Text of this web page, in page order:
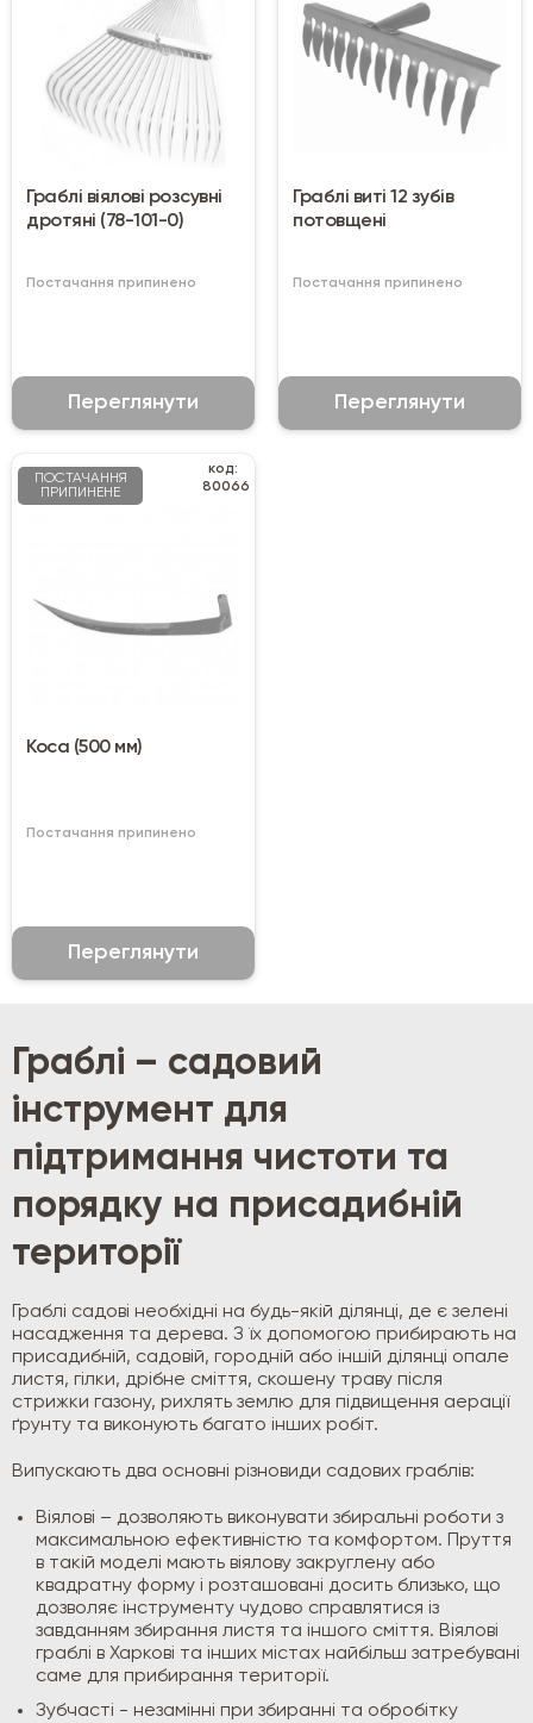
Граблі віялові розсувні
дротяні (78-101-0)
Постачання припинено
Переглянути
Граблі виті 12 зубів
потовщені
Постачання припинено
Переглянути
ПОСТАЧАННЯ
ПРИПИНЕНЕ
код:
80066
Коса (500 мм)
Постачання припинено
Переглянути
Граблі – садовий
інструмент для
підтримання чистоти та
порядку на присадибній
території
Граблі садові необхідні на будь-якій ділянці, де є зелені
насадження та дерева. З їх допомогою прибирають на
присадибній, садовій, городній або іншій ділянці опале
листя, гілки, дрібне сміття, скошену траву після
стрижки газону, рихлять землю для підвищення аерації
ґрунту та виконують багато інших робіт.
Випускають два основні різновиди садових граблів:
Віялові – дозволяють виконувати збиральні роботи з
максимальною ефективністю та комфортом. Пруття
в такій моделі мають віялову закруглену або
квадратну форму і розташовані досить близько, що
дозволяє інструменту чудово справлятися із
завданням збирання листя та іншого сміття. Віялові
граблі в Харкові та інших містах найбільш затребувані
саме для прибирання території.
Зубчасті - незамінні при збиранні та обробітку